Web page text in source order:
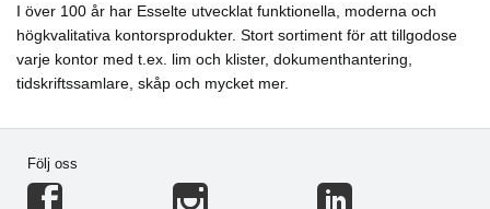
I över 100 år har Esselte utvecklat funktionella, moderna och
högkvalitativa kontorsprodukter. Stort sortiment för att tillgodose
varje kontor med t.ex. lim och klister, dokumenthantering,
tidskriftssamlare, skåp och mycket mer.
Följ oss